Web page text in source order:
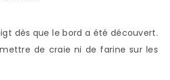
dès que le bord a été découvert.
de craie ni de farine sur les